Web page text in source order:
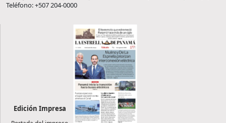
Teléfono: +507 204-0000
Edición Impresa